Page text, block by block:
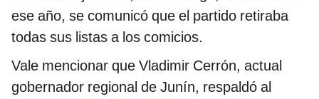
ese año, se comunicó que el partido retiraba
todas sus listas a los comicios.
Vale mencionar que Vladimir Cerrón, actual
gobernador regional de Junín, respaldó al